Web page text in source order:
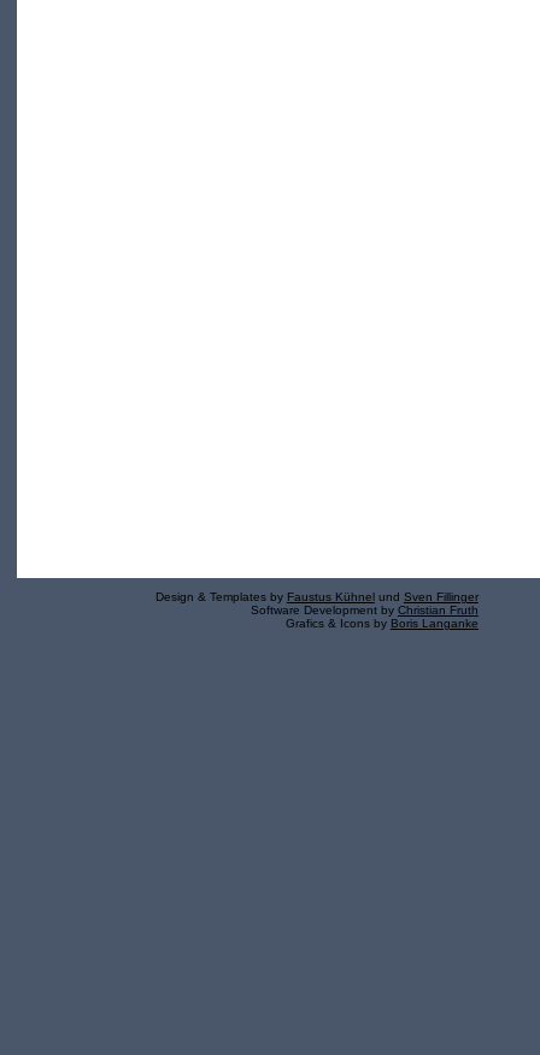
Design & Templates by Faustus Kühnel und Sven Fillinger
Software Development by Christian Fruth
Grafics & Icons by Boris Langanke